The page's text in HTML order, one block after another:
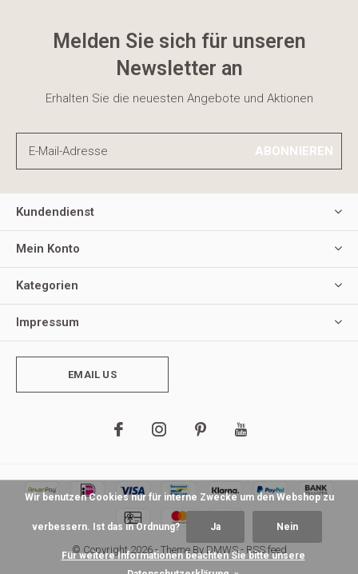
Melden Sie sich für unseren
Newsletter an
Erhalten Sie die neuesten Angebote und Aktionen
ABONNIEREN
Kundendienst
Mein Konto
Kategorien
Impressum
EMAIL US
© Copyright2026- Theme By DMWS- RSS feed
Wir benutzen Cookies nur für interne Zwecke um den Webshop zu
verbessern. Ist das in Ordnung? Ja Nein
Für weitere Informationen beachten Sie bitte unsere